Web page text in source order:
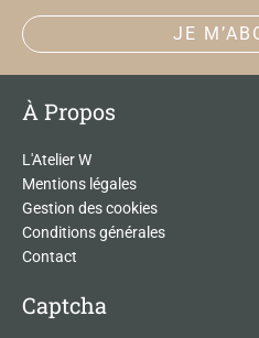
À Propos
L'Atelier W
Mentions légales
Gestion des cookies
Conditions générales
Contact
Captcha